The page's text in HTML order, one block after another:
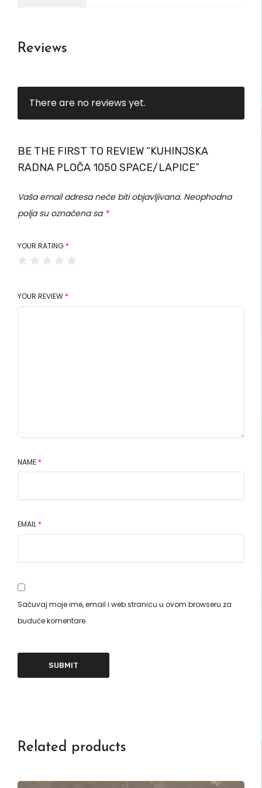
Reviews
There are no reviews yet.
BE THE FIRST TO REVIEW “KUHINJSKA
RADNA PLOČA 1050 SPACE/LAPICE”
Vaša email adresa neće biti objavljivana. Neophodna
polja su označena sa *
YOUR RATING *
YOUR REVIEW *
NAME *
EMAIL *
Sačuvaj moje ime, email i web stranicu u ovom browseru za
buduće komentare.
Related products